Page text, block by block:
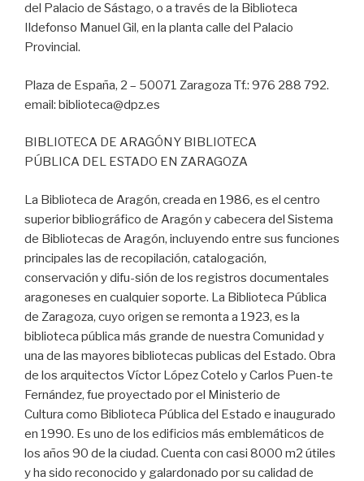
del Palacio de Sástago, o a través de la Biblioteca
Ildefonso Manuel Gil, en la planta calle del Palacio
Provincial.
Plaza de España, 2 – 50071 Zaragoza Tf.: 976 288 792.
email: biblioteca@dpz.es
BIBLIOTECA DE ARAGÓNY BIBLIOTECA
PÚBLICA DEL ESTADO EN ZARAGOZA
La Biblioteca de Aragón, creada en 1986, es el centro
superior bibliográfico de Aragón y cabecera del Sistema
de Bibliotecas de Aragón, incluyendo entre sus funciones
principales las de recopilación, catalogación,
conservación y difu-sión de los registros documentales
aragoneses en cualquier soporte. La Biblioteca Pública
de Zaragoza, cuyo origen se remonta a 1923, es la
biblioteca pública más grande de nuestra Comunidad y
una de las mayores bibliotecas publicas del Estado. Obra
de los arquitectos Víctor López Cotelo y Carlos Puen-te
Fernández, fue proyectado por el Ministerio de
Cultura como Biblioteca Pública del Estado e inaugurado
en 1990. Es uno de los edificios más emblemáticos de
los años 90 de la ciudad. Cuenta con casi 8000 m2 útiles
y ha sido reconocido y galardonado por su calidad de